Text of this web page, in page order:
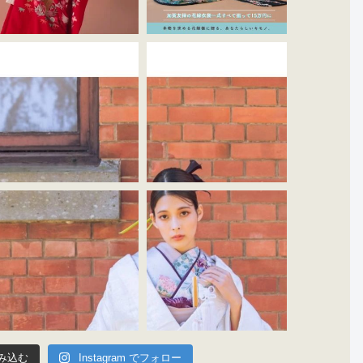
込む Instagram でフォロー